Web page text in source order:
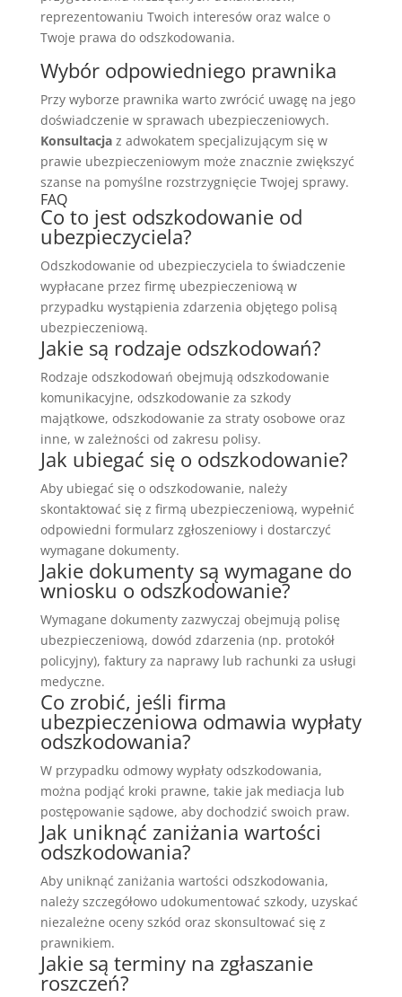
reprezentowaniu Twoich interesów oraz walce o
Twoje prawa do odszkodowania.
Wybór odpowiedniego prawnika
Przy wyborze prawnika warto zwrócić uwagę na jego
doświadczenie w sprawach ubezpieczeniowych.
Konsultacjaz adwokatem specjalizującym się w
prawie ubezpieczeniowym może znacznie zwiększyć
szanse na pomyślne rozstrzygnięcie Twojej sprawy.
FAQ
Co to jest odszkodowanie od
ubezpieczyciela?
Odszkodowanie od ubezpieczyciela to świadczenie
wypłacane przez firmę ubezpieczeniową w
przypadku wystąpienia zdarzenia objętego polisą
ubezpieczeniową.
Jakie są rodzaje odszkodowań?
Rodzaje odszkodowań obejmują odszkodowanie
komunikacyjne, odszkodowanie za szkody
majątkowe, odszkodowanie za straty osobowe oraz
inne, w zależności od zakresu polisy.
Jak ubiegać się o odszkodowanie?
Aby ubiegać się o odszkodowanie, należy
skontaktować się z firmą ubezpieczeniową, wypełnić
odpowiedni formularz zgłoszeniowy i dostarczyć
wymagane dokumenty.
Jakie dokumenty są wymagane do
wniosku o odszkodowanie?
Wymagane dokumenty zazwyczaj obejmują polisę
ubezpieczeniową, dowód zdarzenia (np. protokół
policyjny), faktury za naprawy lub rachunki za usługi
medyczne.
Co zrobić, jeśli firma
ubezpieczeniowa odmawia wypłaty
odszkodowania?
W przypadku odmowy wypłaty odszkodowania,
można podjąć kroki prawne, takie jak mediacja lub
postępowanie sądowe, aby dochodzić swoich praw.
Jak uniknąć zaniżania wartości
odszkodowania?
Aby uniknąć zaniżania wartości odszkodowania,
należy szczegółowo udokumentować szkody, uzyskać
niezależne oceny szkód oraz skonsultować się z
prawnikiem.
Jakie są terminy na zgłaszanie
roszczeń?